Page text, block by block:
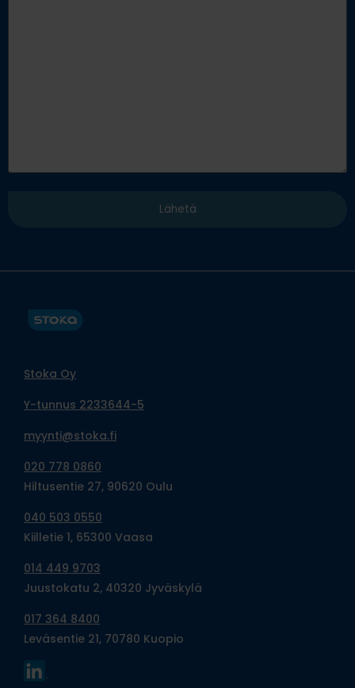
Stoka Oy
Y-tunnus 2233644-5
myynti@stoka.fi
020 778 0860
Hiltusentie 27, 90620 Oulu
040 503 0550
Kiilletie 1, 65300 Vaasa
014 449 9703
Juustokatu 2, 40320 Jyväskylä
017 364 8400
Leväsentie 21, 70780 Kuopio